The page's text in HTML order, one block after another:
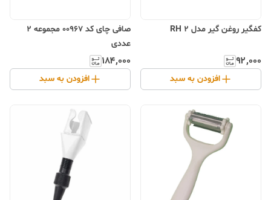
کفگیر روغن گیر مدل RH 2
۹۲٬۰۰۰
افزودن به سبد
صافی چای کد 00967 مجموعه 2
عددی
۱۸۴٬۰۰۰
افزودن به سبد